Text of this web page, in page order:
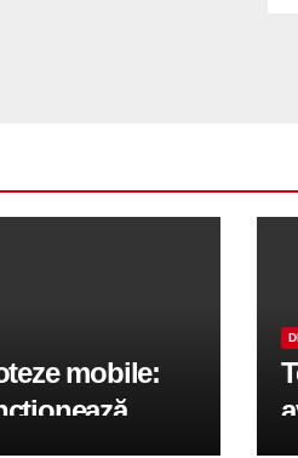
mobile:
completă